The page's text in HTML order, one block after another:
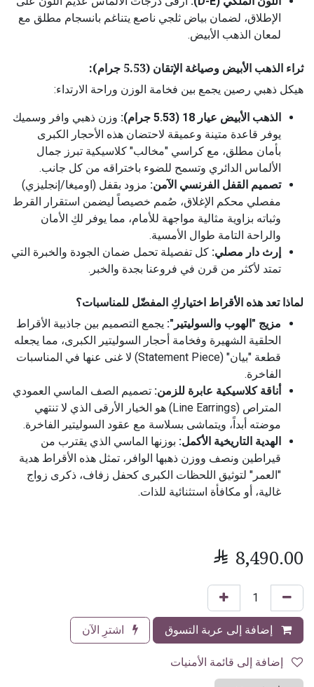
الإطلاق، لضمان بياض ثلجي ناصع يتناغم بانسجام مطلق مع
لمعان الذهب الأبيض.
ثراء الذهب الأبيض وصياغة الإتقان (5.53 جرام):
هيكل ذهبي رصين يجمع بين فخامة الوزن وراحة الارتداء:
الذهب الأبيض عيار 18 (5.53 جرام):
وزن ذهبي وافر وسميك
يوفر قاعدة متينة وعميقة لاحتضان هذه الأحجار الكبرى
بأمان مطلق، مع كراسي "مخالب" كلاسيكية تبرز جمال
الألماس الدائري وتسمح للضوء باختراقه من كل جانب.
تصميم القفل الفرنسي الآمن: مزود بقفل (اوميغا/إنجليزي)
مفصلي محكم الإغلاق، صُمم خصيصاً ليضمن استقرار القرط
وثباته بزاوية مثالية مواجهة للأمام، مما يوفر لكِ الأمان
والراحة التامة طوال الأمسية.
إرث دار مصلي: كل تفصيلة تحمل ضمان الجودة والخبرة التي
تمتد لأكثر من قرن في فروعنا بجدة والخبر.
لماذا تعد هذه الأقراط اختياركِ المفضّل للمناسبات؟
مزيج "الهوب والسوليتير": يجمع التصميم بين جاذبية الأقراط
الحلقية الشهيرة وفخامة أحجار السوليتير الكبرى، مما يجعله
قطعة "بيان" (Statement Piece) لا غنى عنها في المناسبات
الفاخرة.
أناقة كلاسيكية عابرة للزمن: تصميم الصف الماسي العمودي
المتراص (Line Earrings) هو الخيار الأرقى الذي لا تنتهي
موضته أبداً، ويتماشى بسلاسة مع عقود السوليتير الفاخرة.
الهدية التاريخية الأكمل: بوزنها الماسي الذي يقترب من
قيراطين ونصف ووزن ذهبها الوافر، تمثل هذه الأقراط هدية
"العمر" لتوثيق اللحظات الكبرى كحفل زفاف، ذكرى زواج
غالية، أو مكافأة استثنائية للذات.
 8,490.00
إضافة إلى عربة التسوق اشترِ الآن